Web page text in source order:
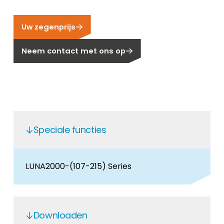
Carrière
Ben je op zoek naar een baan in de
hernieuwbare energiesector? Dan ben je hier
aan het juiste adres!
Uw zegenprijs
Neem contact met ons op
Speciale functies
LUNA2000-(107-215) Series
Downloaden